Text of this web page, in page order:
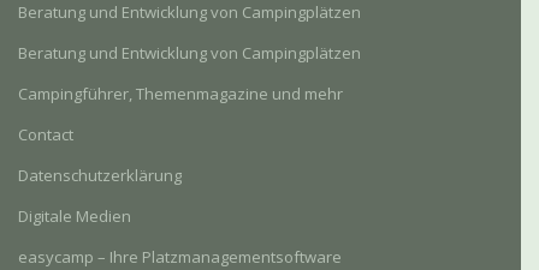
Beratung und Entwicklung von Campingplätzen
Beratung und Entwicklung von Campingplätzen
Campingführer, Themenmagazine und mehr
Contact
Datenschutzerklärung
Digitale Medien
easycamp – Ihre Platzmanagementsoftware